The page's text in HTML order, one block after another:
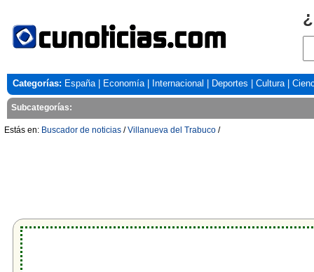
Categorías: España| Economía| Internacional Deportes Cultura|
Subcategorías:
Estás en: Buscador de noticias /Villanueva del Trabuco /